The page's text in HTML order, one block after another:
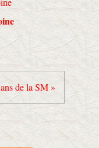
de la SM »